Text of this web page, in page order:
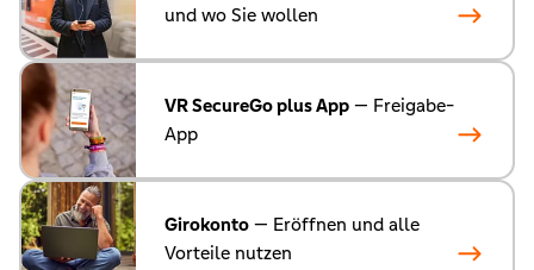
und wo Sie wollen
VR SecureGo plus App — Freigabe-
App
Girokonto — Eröffnen und alle
Vorteile nutzen